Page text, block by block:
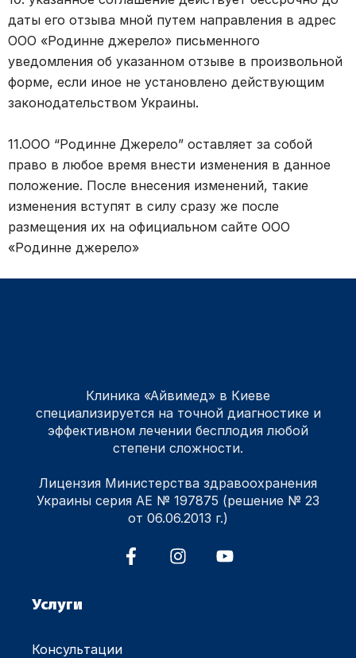
даты его отзыва мной путем направления в адрес
ООО «Родинне джерело» письменного
уведомления об указанном отзыве в произвольной
форме, если иное не установлено действующим
законодательством Украины.
11.ООО “Родинне Джерело” оставляет за собой
право в любое время внести изменения в данное
положение. После внесения изменений, такие
изменения вступят в силу сразу же после
размещения их на официальном сайте ООО
«Родинне джерело»
Клиника «Айвимед» в Киеве
специализируется на точной диагностике и
эффективном лечении бесплодия любой
степени сложности.
Лицензия Министерства здравоохранения
Украины серия АЕ № 197875 (решение № 23
от 06.06.2013 г.)
Услуги
Консультации